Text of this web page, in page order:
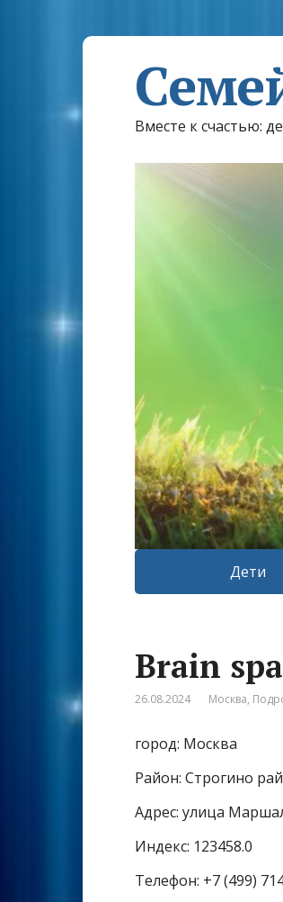
Вместе к счастью:
Дети
Brain
26.08.2024 Москва,
город: Москва
Район: Строгино
Адрес: улица
Индекс: 123458.0
Телефон: +7 (499)